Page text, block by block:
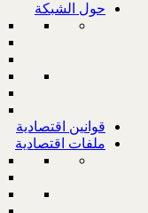
حول الشبكة
قوانين اقتصادية
ملفات اقتصادية